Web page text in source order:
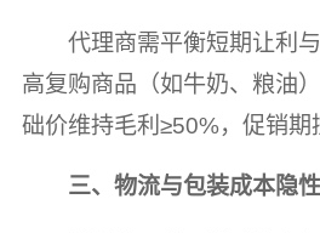
代理商需平衡短期让利
高复购商品（如牛奶、粮油
础价维持毛利≥50%，促销期
三、物流与包装成本隐